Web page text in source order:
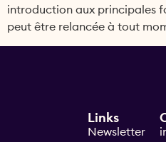
introduction aux principales
peut être relancée à tout
Links
Newsletter